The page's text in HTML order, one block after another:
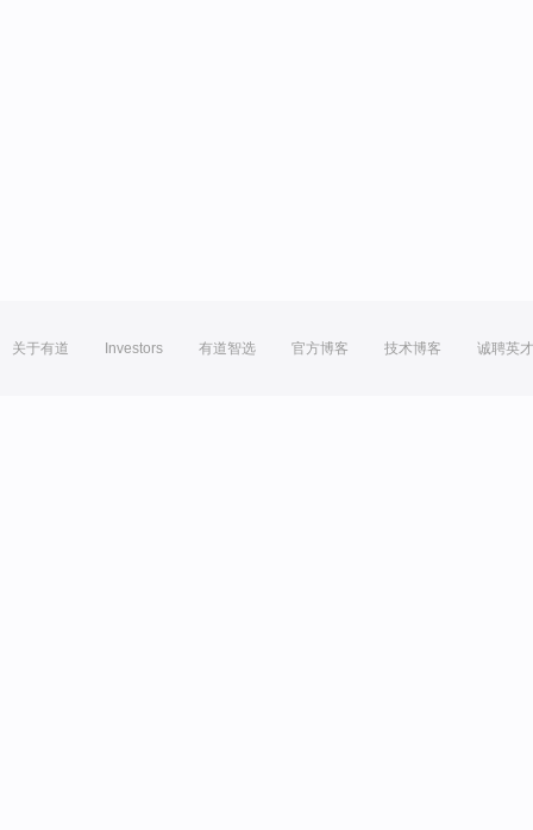
关于有道 Investors 有道智选 官方博客 技术博客 诚聘英才